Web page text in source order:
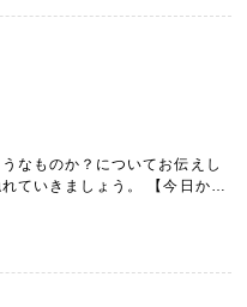
なものか？についてお伝えし
ていきましょう。 【今日から